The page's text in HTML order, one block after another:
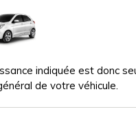
indiquée est donc
de votre véhicule.